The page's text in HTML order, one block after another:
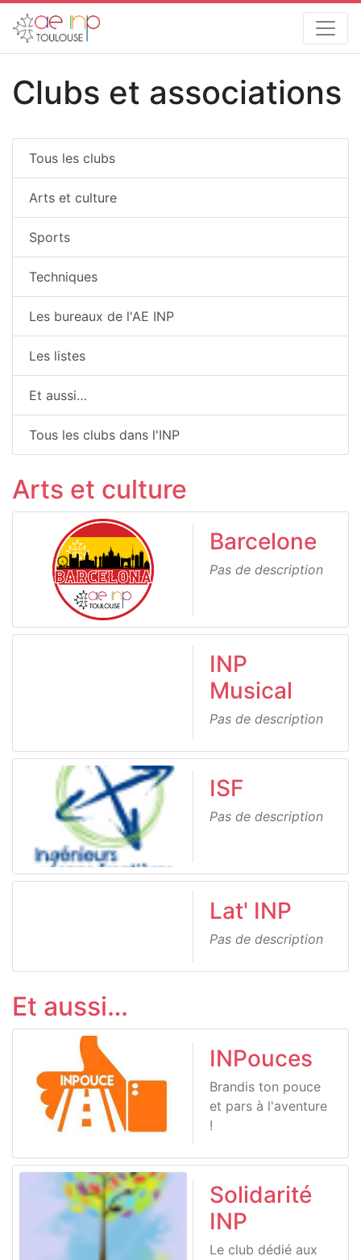
Clubs et associations
Tous les clubs
Arts et culture
Sports
Techniques
Les bureaux de l'AE INP
Les listes
Et aussi…
Tous les clubs dans l'INP
Arts et culture
Barcelone
Pas de description
INP
Musical
Pas de description
ISF
Pas de description
Lat' INP
Pas de description
Et aussi…
INPouces
Brandis ton pouce
et pars à l'aventure
!
Solidarité
INP
Le club dédié aux